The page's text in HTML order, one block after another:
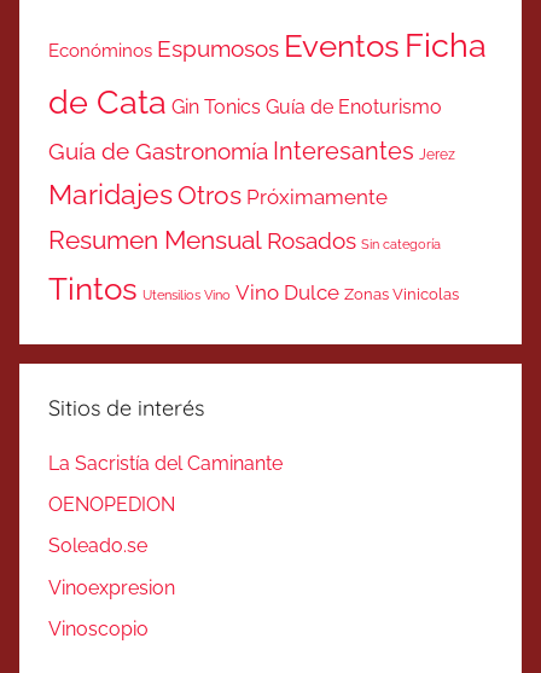
Económinos Espumosos Eventos Ficha
de Cata Gin Tonics Guía de Enoturismo
Guía de Gastronomía Interesantes Jerez
MaridajesOtros Próximamente
Resumen Mensual Rosados Sin categoría
Tintos Utensilios Vino Vino Dulce Zonas Vinicolas
Sitios de interés
La Sacristía del Caminante
OENOPEDION
Soleado.se
Vinoexpresion
Vinoscopio